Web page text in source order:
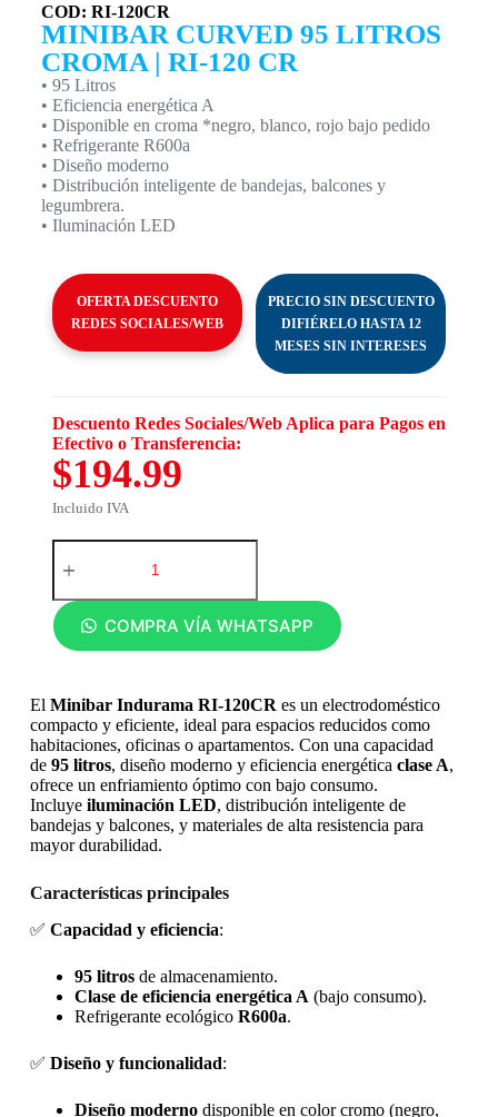
COD: RI-120CR
MINIBAR CURVED 95 LITROS
CROMA | RI-120 CR
• 95 Litros
• Eficiencia energética A
• Disponible en croma *negro, blanco, rojo bajo pedido
• Refrigerante R600a
• Diseño moderno
• Distribución inteligente de bandejas, balcones y
legumbrera.
• Iluminación LED
OFERTA DESCUENTO
REDES SOCIALES/WEB
PRECIO SIN DESCUENTO
DIFIÉRELO HASTA 12
MESES SIN INTERESES
Descuento Redes Sociales/Web Aplica para Pagos en
Efectivo o Transferencia:
$194.99
Incluido IVA
COMPRA VÍA WHATSAPP
El Minibar Indurama RI-120CR es un electrodoméstico
compacto y eficiente, ideal para espacios reducidos como
habitaciones, oficinas o apartamentos. Con una capacidad
de 95 litros, diseño moderno y eficiencia energética clase A,
ofrece un enfriamiento óptimo con bajo consumo.
Incluye iluminación LED, distribución inteligente de
bandejas y balcones, y materiales de alta resistencia para
mayor durabilidad.
Características principales
✅ Capacidad y eficiencia:
95 litrosde almacenamiento.
Clase de eficiencia energética A (bajo consumo).
Refrigerante ecológico R600a.
✅ Diseño y funcionalidad:
Diseño modernodisponible en color cromo (negro,